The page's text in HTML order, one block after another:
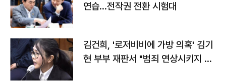
연습…전작권 전환 시험대
김건희, '로저비비에 가방 의혹' 김기
현 부부 재판서 "범죄 연상시키지 말